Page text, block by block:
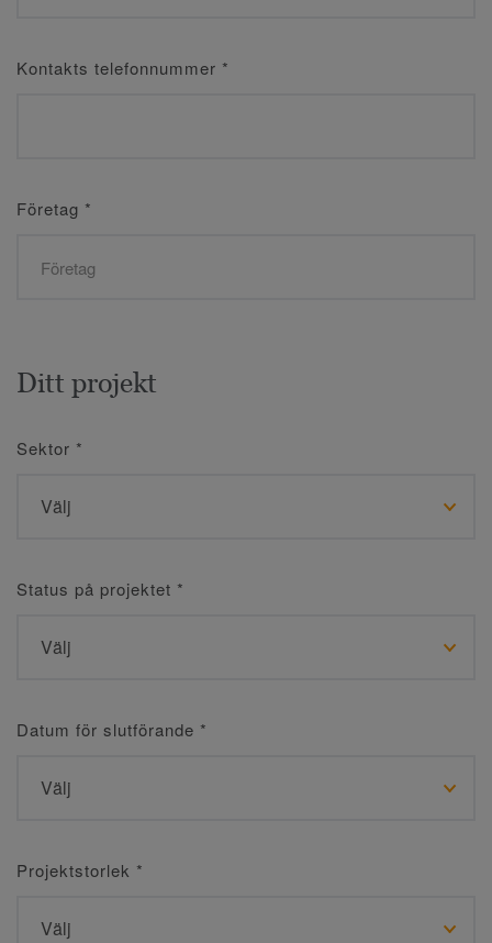
Kontakts telefonnummer *
Företag *
Ditt projekt
Sektor *
Status på projektet *
Datum för slutförande *
Projektstorlek *